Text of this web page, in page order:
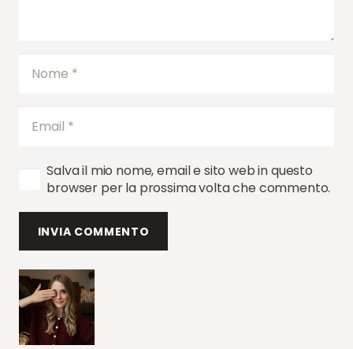
Salva il mio nome, email e sito web in questo
browser per la prossima volta che commento.
INVIA COMMENTO